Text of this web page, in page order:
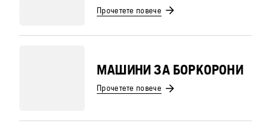
Прочетете повече
МАШИНИ ЗА БОРКОРОНИ
Прочетете повече